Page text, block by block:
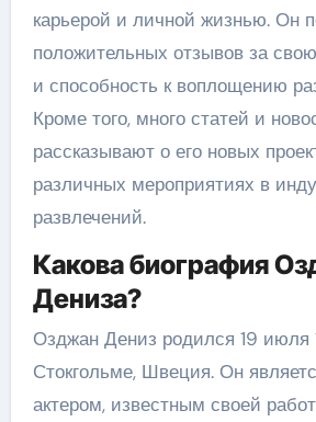
карьерой и личной жизнью. Он
положительных отзывов за
и способность к воплощению
Кроме того, много статей и
рассказывают о его новых
различных мероприятиях в
развлечений.
Какова биография
Дениза?
Озджан Дениз родился 19 июля
Стокгольме, Швеция. Он
актером, известным своей